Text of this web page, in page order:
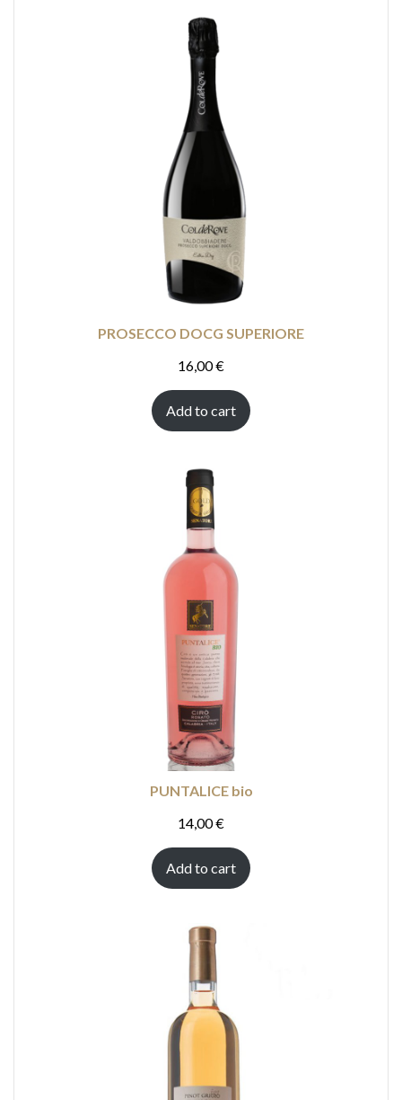
PROSECCO DOCG SUPERIORE
16,00€
Add to cart
PUNTALICE bio
14,00€
Add to cart